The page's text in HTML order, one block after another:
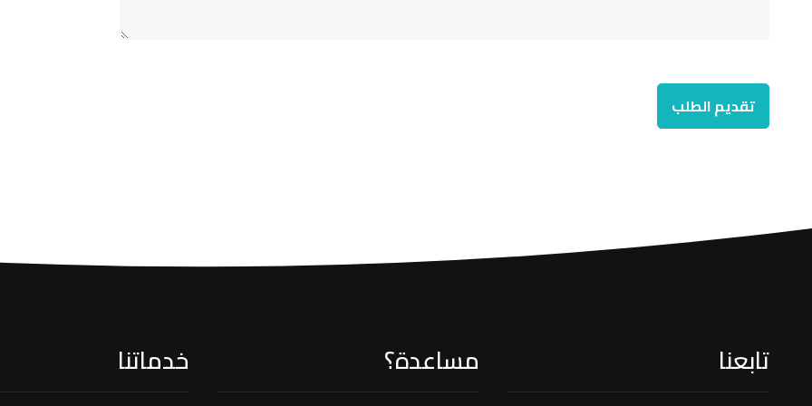
تابعنا مساعدة؟ خدماتنا